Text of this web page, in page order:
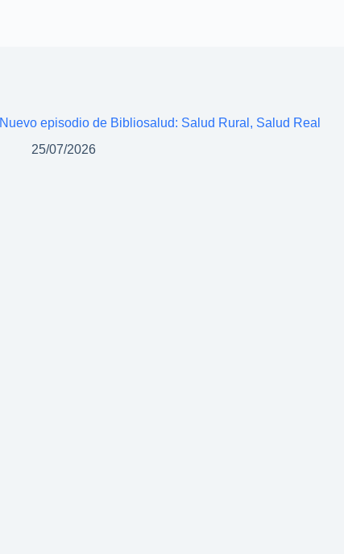
Nuevo episodio de Bibliosalud: Salud Rural, Salud Real
25/07/2026